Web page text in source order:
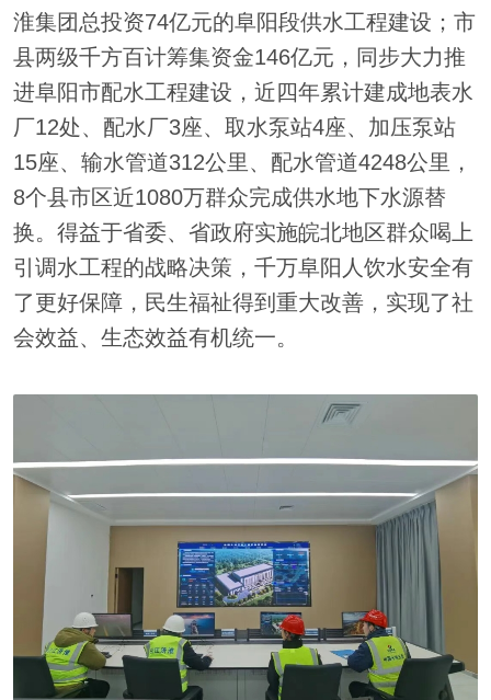
淮集团总投资74亿元的阜阳段供水工程建设；市
县两级千方百计筹集资金146亿元，同步大力推
进阜阳市配水工程建设，近四年累计建成地表水
厂12处、配水厂3座、取水泵站4座、加压泵站
15座、输水管道312公里、配水管道4248公里，
8个县市区近1080万群众完成供水地下水源替
换。得益于省委、省政府实施皖北地区群众喝上
引调水工程的战略决策，千万阜阳人饮水安全有
了更好保障，民生福祉得到重大改善，实现了社
会效益、生态效益有机统一。